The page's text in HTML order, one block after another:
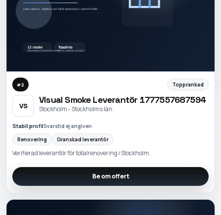
#2 Topprankad
VS
Visual Smoke Leverantör 1777557687594
Stockholm - Stockholms län
Stabil profilSvarstid ej angiven
Renovering
Granskad leverantör
Verifierad leverantör för totalrenovering i Stockholm.
Be om offert